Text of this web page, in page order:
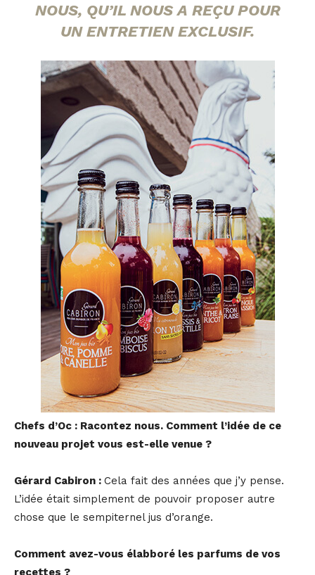
NOUS, QU’IL NOUS A REÇU POUR
UN ENTRETIEN EXCLUSIF.
Chefs d’Oc : Racontez nous. Comment l’idée de ce
nouveau projet vous est-elle venue ?
Gérard Cabiron : Cela fait des années que j’y pense.
L’idée était simplement de pouvoir proposer autre
chose que le sempiternel jus d’orange.
Comment avez-vous élabboré les parfums de vos
recettes ?